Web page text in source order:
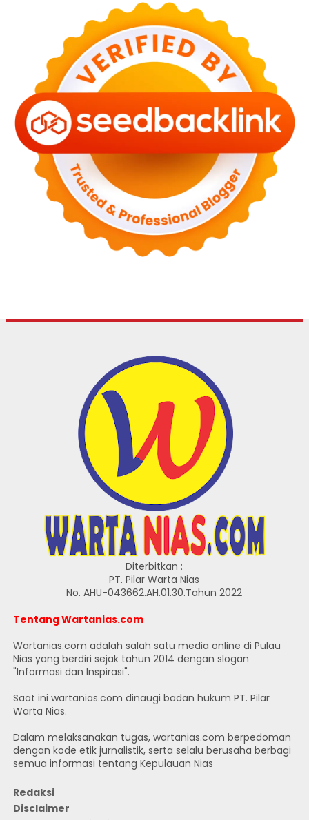
Diterbitkan :
PT. Pilar Warta Nias
No. AHU-043662.AH.01.30.Tahun 2022
Tentang Wartanias.com
Wartanias.com adalah salah satu media online di Pulau
Nias yang berdiri sejak tahun 2014 dengan slogan
"Informasi dan Inspirasi".
Saat ini wartanias.com dinaugi badan hukum PT. Pilar
Warta Nias.
Dalam melaksanakan tugas, wartanias.com berpedoman
dengan kode etik jurnalistik, serta selalu berusaha berbagi
semua informasi tentang Kepulauan Nias
Redaksi
Disclaimer